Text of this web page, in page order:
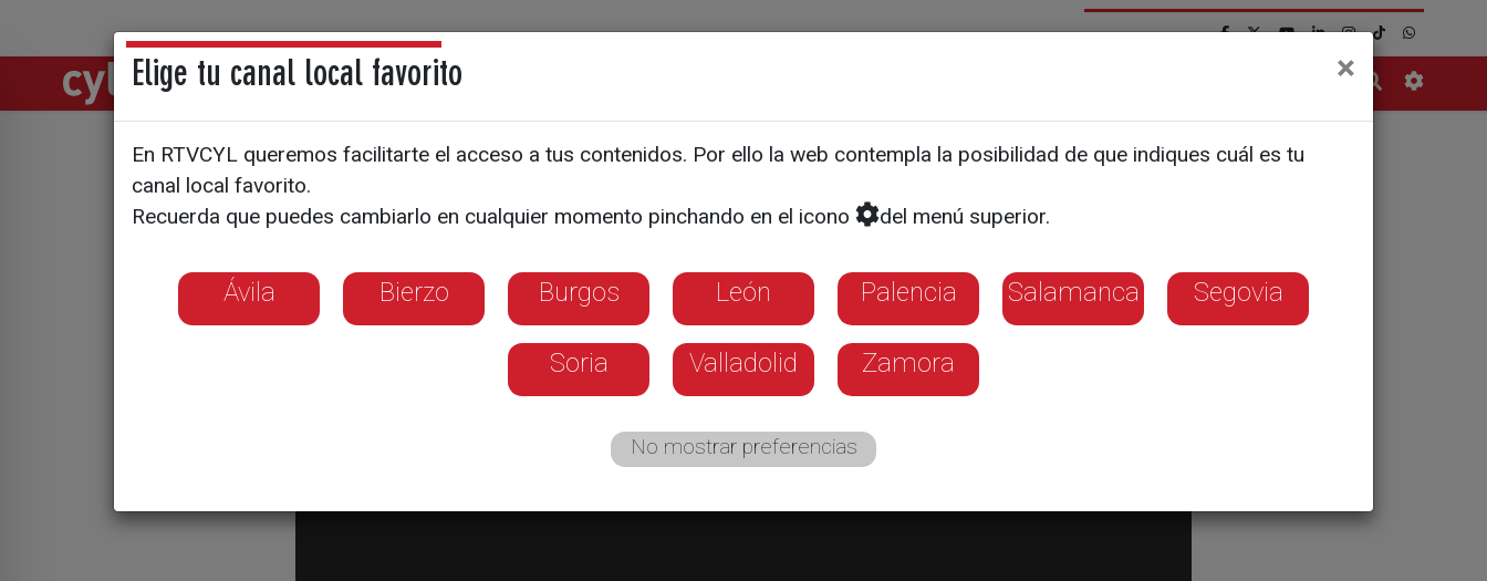
Directos Noticias
¿Qué libros son los más solicitados en la
Feria del Libro de Valladolid?
Elige tu canal local favorito ×
En RTVCYL queremos facilitarte el acceso a tus contenidos. Por ello la web contempla la posibilidad de que indiques cuál es tu
canal local favorito.
Recuerda que puedes cambiarlo en cualquier momento pinchando en el icono
del menú superior.
Ávila Bierzo Burgos León Palencia Salamanca Segovia
Soria Valladolid Zamora
No mostrar preferencias